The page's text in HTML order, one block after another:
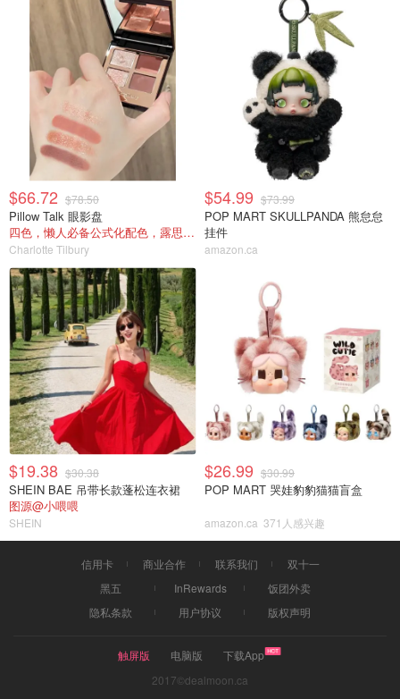
$66.72 $78.50
Pillow Talk 眼影盘
四色，懒人必备公式化配色，露思超爱！
Charlotte Tilbury
$54.99 $73.99
POP MART SKULLPANDA 熊怠怠
挂件
amazon.ca
$19.38 $30.38
SHEIN BAE 吊带长款蓬松连衣裙
图源@小喂喂
SHEIN
$26.99 $30.99
POP MART 哭娃豹豹猫猫盲盒
amazon.ca 371人感兴趣
信用卡 商业合作 联系我们
双十一
黑五
InRewards
饭团外卖
隐私条款
用户协议 版权声明
触屏版 电脑版
下载App
2017©dealmoon.ca